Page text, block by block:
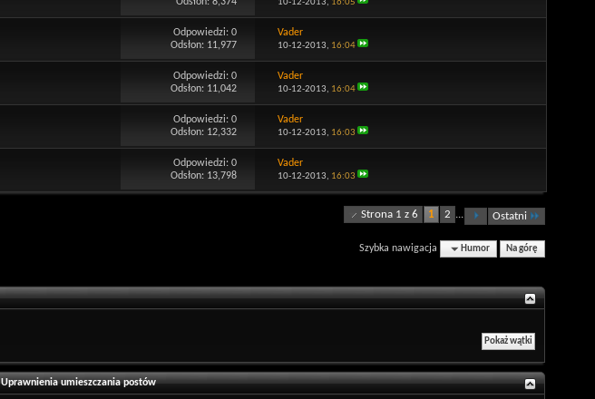
Odpowiedzi:0
Odsłon: 11,977
Vader
10-12-2013, 16:04
Odpowiedzi:0
Odsłon: 11,042
Vader
10-12-2013, 16:04
Odpowiedzi:0
Odsłon: 12,332
Vader
10-12-2013, 16:03
Odpowiedzi:0
Odsłon: 13,798
Vader
10-12-2013, 16:03
Strona 1 z 6 1 2 ... Ostatni
Szybka nawigacja Humor Na górę
Uprawnienia umieszczania postów